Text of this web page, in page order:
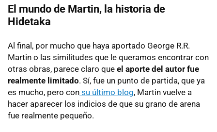
El mundo de Martin, la historia de
Hidetaka
Al final, por mucho que haya aportado George R.R.
Martin o las similitudes que le queramos encontrar con
otras obras, parece claro que el aporte del autor fue
realmente limitado. Sí, fue un punto de partida, que ya
es mucho, pero con su último blog, Martin vuelve a
hacer aparecer los indicios de que su grano de arena
fue realmente pequeño.